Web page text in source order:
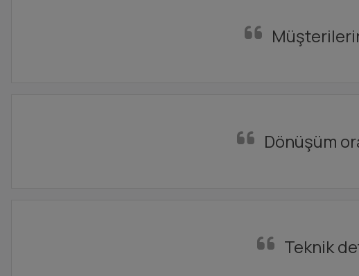
Dönüşüm
Teknik